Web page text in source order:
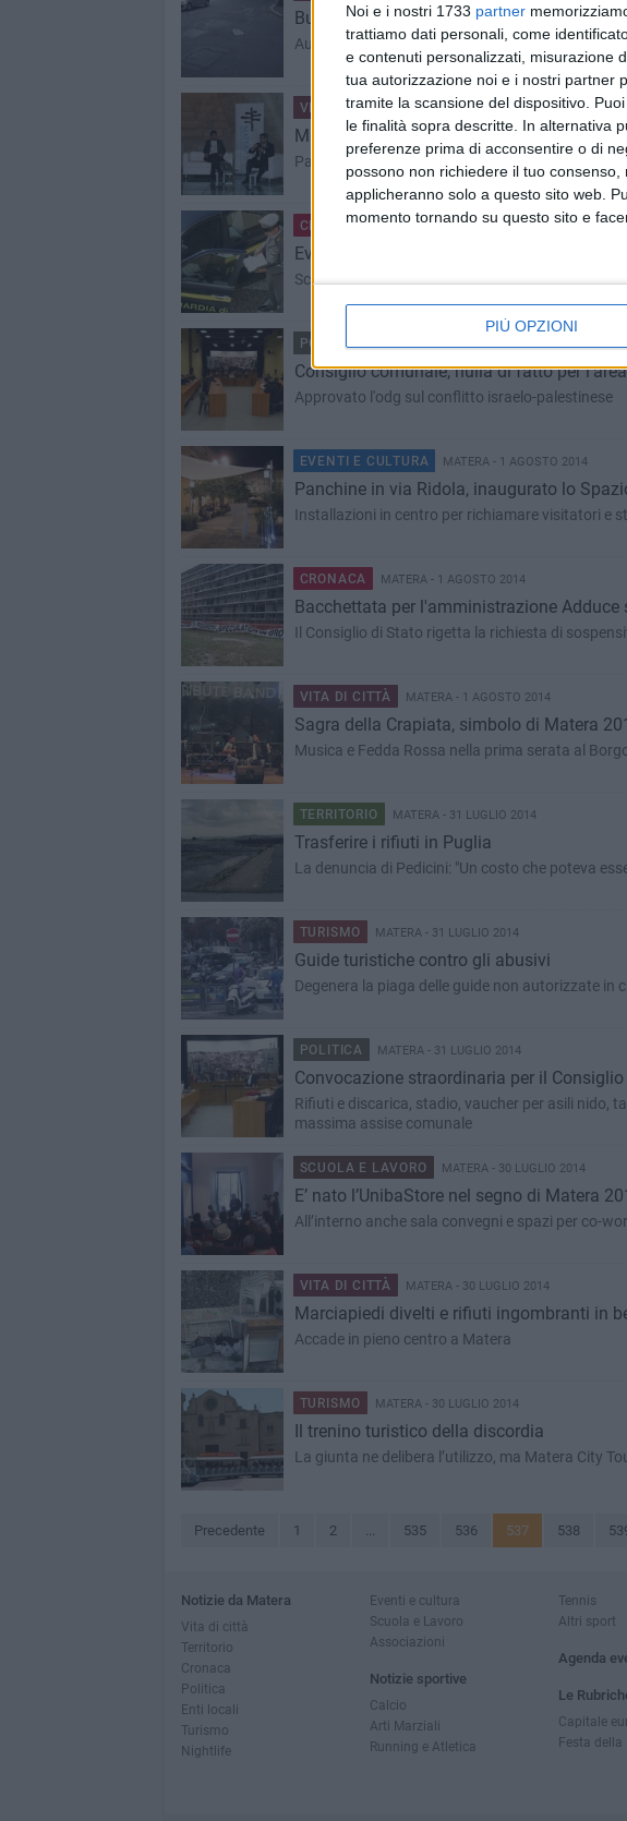
Noi e i nostri 1733 partner
trattiamo dati personali, come
e contenuti personalizzati, misurazione
tua autorizzazione noi e i nostri partner
tramite la scansione del dispositivo.
le finalità sopra descritte. In alternativa
preferenze prima di acconsentire o di
possono non richiedere il tuo
applicheranno solo a questo sito web.
momento tornando su questo sito e
PIÙ OPZIONI
Buche e marciapiedi dissestati in via
Auto parcheggiate in divieto di sosta e fogna
VITA DI CITTÀ MATERA - 2 AGOSTO 2014
​Matera 2019, dossier e prossime tappe
Partecipazione e dimensione europea sono le
CRONACA MATERA - 1 AGOSTO 2014
Evasione totale da 700 mila euro
Scoperta una società di carrozzeria dalla Guardia
POLITICA MATERA - 1 AGOSTO 2014
Consiglio comunale, nulla di fatto per
Approvato l'odg sul conflitto israelo-palestinese
EVENTI E CULTURA MATERA - 1 AGOSTO 2014
Panchine in via Ridola, inaugurato lo
Installazioni in centro per richiamare visitatori e
CRONACA MATERA - 1 AGOSTO 2014
Bacchettata per l'amministrazione Adduce
Il Consiglio di Stato rigetta la richiesta di
VITA DI CITTÀ MATERA - 1 AGOSTO 2014
Sagra della Crapiata, simbolo di Matera
Musica e Fedda Rossa nella prima serata al
TERRITORIO MATERA - 31 LUGLIO 2014
Trasferire i rifiuti in Puglia
La denuncia di Pedicini: "Un costo che poteva
TURISMO MATERA - 31 LUGLIO 2014
​Guide turistiche contro gli abusivi
Degenera la piaga delle guide non autorizzate in
POLITICA MATERA - 31 LUGLIO 2014
Convocazione straordinaria per il
Rifiuti e discarica, stadio, vaucher per asili nido,
massima assise comunale
SCUOLA E LAVORO MATERA - 30 LUGLIO 2014
E’ nato l’UnibaStore nel segno di Matera
All’interno anche sala convegni e spazi per co-
VITA DI CITTÀ MATERA - 30 LUGLIO 2014
Marciapiedi divelti e rifiuti ingombranti in
Accade in pieno centro a Matera
TURISMO MATERA - 30 LUGLIO 2014
​Il trenino turistico della discordia
La giunta ne delibera l’utilizzo, ma Matera City
Precedente 1 2 ... 535 536 537 538
Notizie da Matera
Vita di città
Territorio
Cronaca
Politica
Enti locali
Turismo
Nightlife
Eventi e cultura
Scuola e Lavoro
Associazioni
Notizie sportive
Calcio
Arti Marziali
Running e Atletica
Tennis
Altri sport
Agenda
Le
Capitale
Festa della